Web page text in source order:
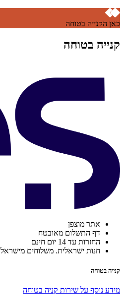
כאן הקנייה בטוחה
קנייה בטוחה
אתר מוצפן
דף התשלום מאובטח
החזרות עד 14 יום חינם
חנות ישראלית. משלוחים מישראל
קנייה בטוחה
מידע נוסף על שירות קניה בטוחה